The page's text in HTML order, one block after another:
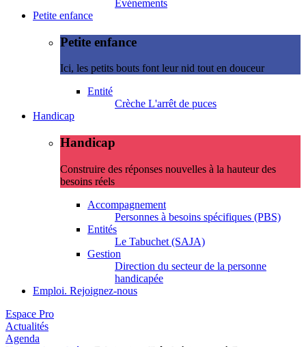
Evénements
Petite enfance
Petite enfance
Ici, les petits bouts font leur nid tout en douceur
Entité
Crèche L'arrêt de puces
Handicap
Handicap
Construire des réponses nouvelles à la hauteur des
besoins réels
Accompagnement
Personnes à besoins spécifiques (PBS)
Entités
Le Tabuchet (SAJA)
Gestion
Direction du secteur de la personne
handicapée
Emploi. Rejoignez-nous
Espace Pro
Actualités
Agenda